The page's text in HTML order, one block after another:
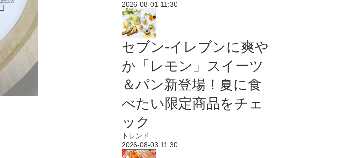
2026-08-01 11:30
セブン‐イレブンに爽や
か「レモン」スイーツ
＆パン新登場！夏に食
べたい限定商品をチェ
ック
トレンド
2026-08-03 11:30